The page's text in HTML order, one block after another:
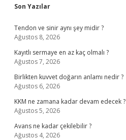
Sidebar
Son Yazılar
Tendon ve sinir aynı şey midir ?
Ağustos 8, 2026
Kayıtlı sermaye en az kaç olmalı ?
Ağustos 7, 2026
Birlikten kuvvet doğarın anlamı nedir ?
Ağustos 6, 2026
KKM ne zamana kadar devam edecek ?
Ağustos 5, 2026
Avans ne kadar çekilebilir ?
Ağustos 4, 2026